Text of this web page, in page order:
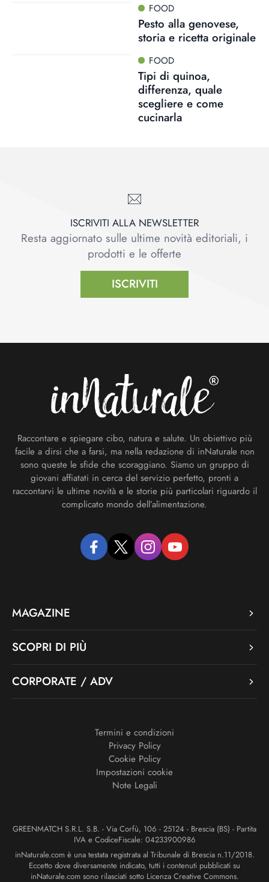
FOOD
Pesto alla genovese,
storia e ricetta originale
FOOD
Tipi di quinoa,
differenza, quale
scegliere e come
cucinarla
ISCRIVITI ALLA NEWSLETTER
Resta aggiornato sulle ultime novità editoriali, i
prodotti e le offerte
ISCRIVITI
Raccontare e spiegare cibo, natura e salute. Un obiettivo più
facile a dirsi che a farsi, ma nella redazione di inNaturale non
sono queste le sfide che scoraggiano. Siamo un gruppo di
giovani affiatati in cerca del servizio perfetto, pronti a
raccontarvi le ultime novità e le storie più particolari riguardo il
complicato mondo dell’alimentazione.
facebooktwitter instagramyoutube
MAGAZINE
SCOPRI DI PIÙ
CORPORATE / ADV
Termini e condizioni
Privacy Policy
Cookie Policy
Impostazioni cookie
Note Legali
GREENMATCH S.R.L. S.B. - Via Corfù, 106 - 25124 - Brescia (BS) - Partita
IVA e CodiceFiscale: 04233900986
inNaturale.com è una testata registrata al Tribunale di Brescia n.11/2018.
Eccetto dove diversamente indicato, tutti i contenuti pubblicati su
inNaturale.com sono rilasciati sotto Licenza Creative Commons.